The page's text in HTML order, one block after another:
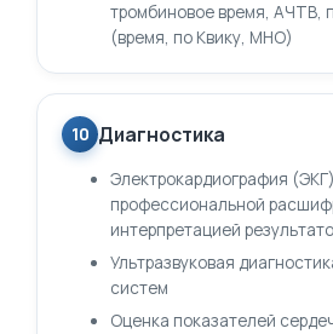
тромбиновое время, АЧТВ,
(время, по Квику, МНО)
10 Диагностика
Электрокардиография
профессиональной
интерпретацией
Ультразвуковая
систем
Оценка показателей